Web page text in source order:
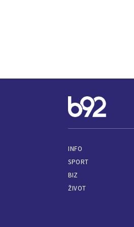
INFO
SPORT
BIZ
ŽIVOT